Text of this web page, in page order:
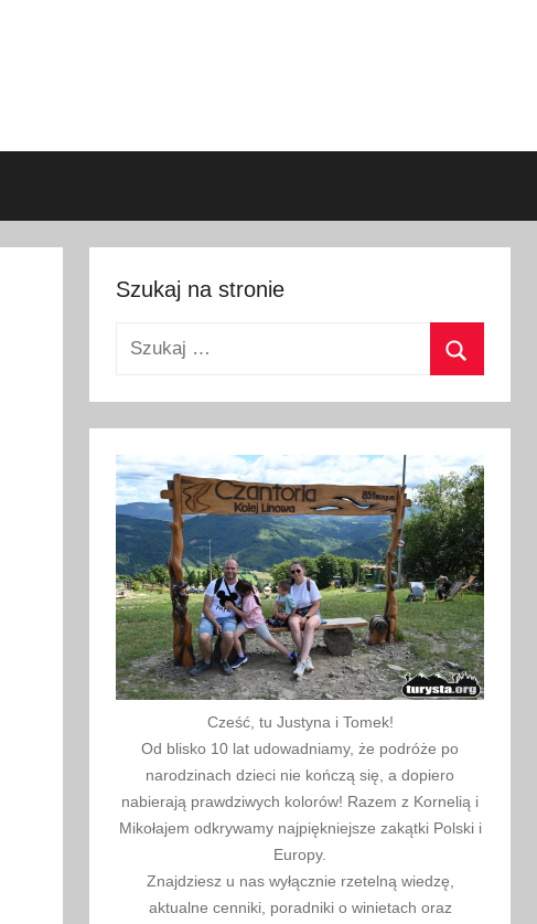
Szukaj na stronie
Szukaj:
Cześć, tu Justyna i Tomek!
Od blisko 10 lat udowadniamy, że podróże po
narodzinach dzieci nie kończą się, a dopiero
nabierają prawdziwych kolorów! Razem z Kornelią i
Mikołajem odkrywamy najpiękniejsze zakątki Polski i
Europy.
Znajdziesz u nas wyłącznie rzetelną wiedzę,
aktualne cenniki, poradniki o winietach oraz